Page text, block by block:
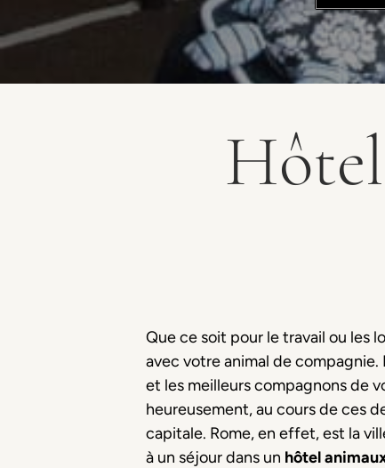
Que ce soit pour le travail ou les
avec votre animal de
et les meilleurs compagnons de
heureusement, au cours de ces
capitale. Rome, en effet, est la
à un séjour dans un hôtel